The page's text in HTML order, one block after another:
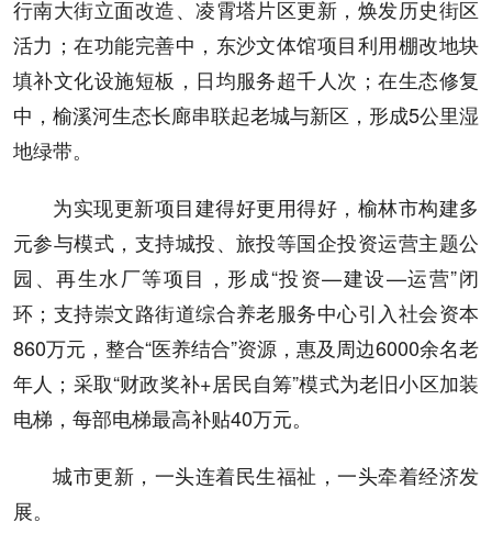
行南大街立面改造、凌霄塔片区更新，焕发历史街区
活力；在功能完善中，东沙文体馆项目利用棚改地块
填补文化设施短板，日均服务超千人次；在生态修复
中，榆溪河生态长廊串联起老城与新区，形成5公里湿
地绿带。
为实现更新项目建得好更用得好，榆林市构建多
元参与模式，支持城投、旅投等国企投资运营主题公
园、再生水厂等项目，形成“投资—建设—运营”闭
环；支持崇文路街道综合养老服务中心引入社会资本
860万元，整合“医养结合”资源，惠及周边6000余名老
年人；采取“财政奖补+居民自筹”模式为老旧小区加装
电梯，每部电梯最高补贴40万元。
城市更新，一头连着民生福祉，一头牵着经济发
展。